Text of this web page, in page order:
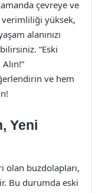
çevreye ve
verimliliği yüksek,
alanınızı
“Eski
ve hem
Yeni
olan buzdolapları,
Bu durumda eski